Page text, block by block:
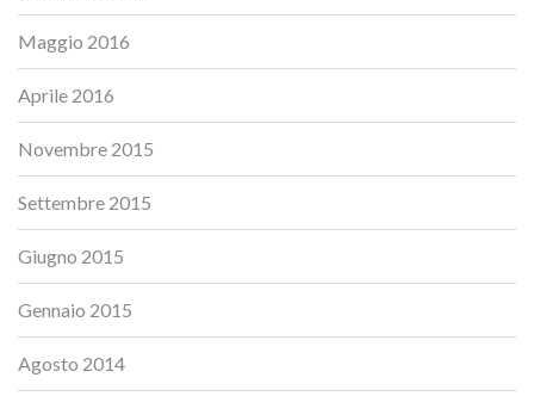
Maggio 2016
Aprile 2016
Novembre 2015
Settembre 2015
Giugno 2015
Gennaio 2015
Agosto 2014